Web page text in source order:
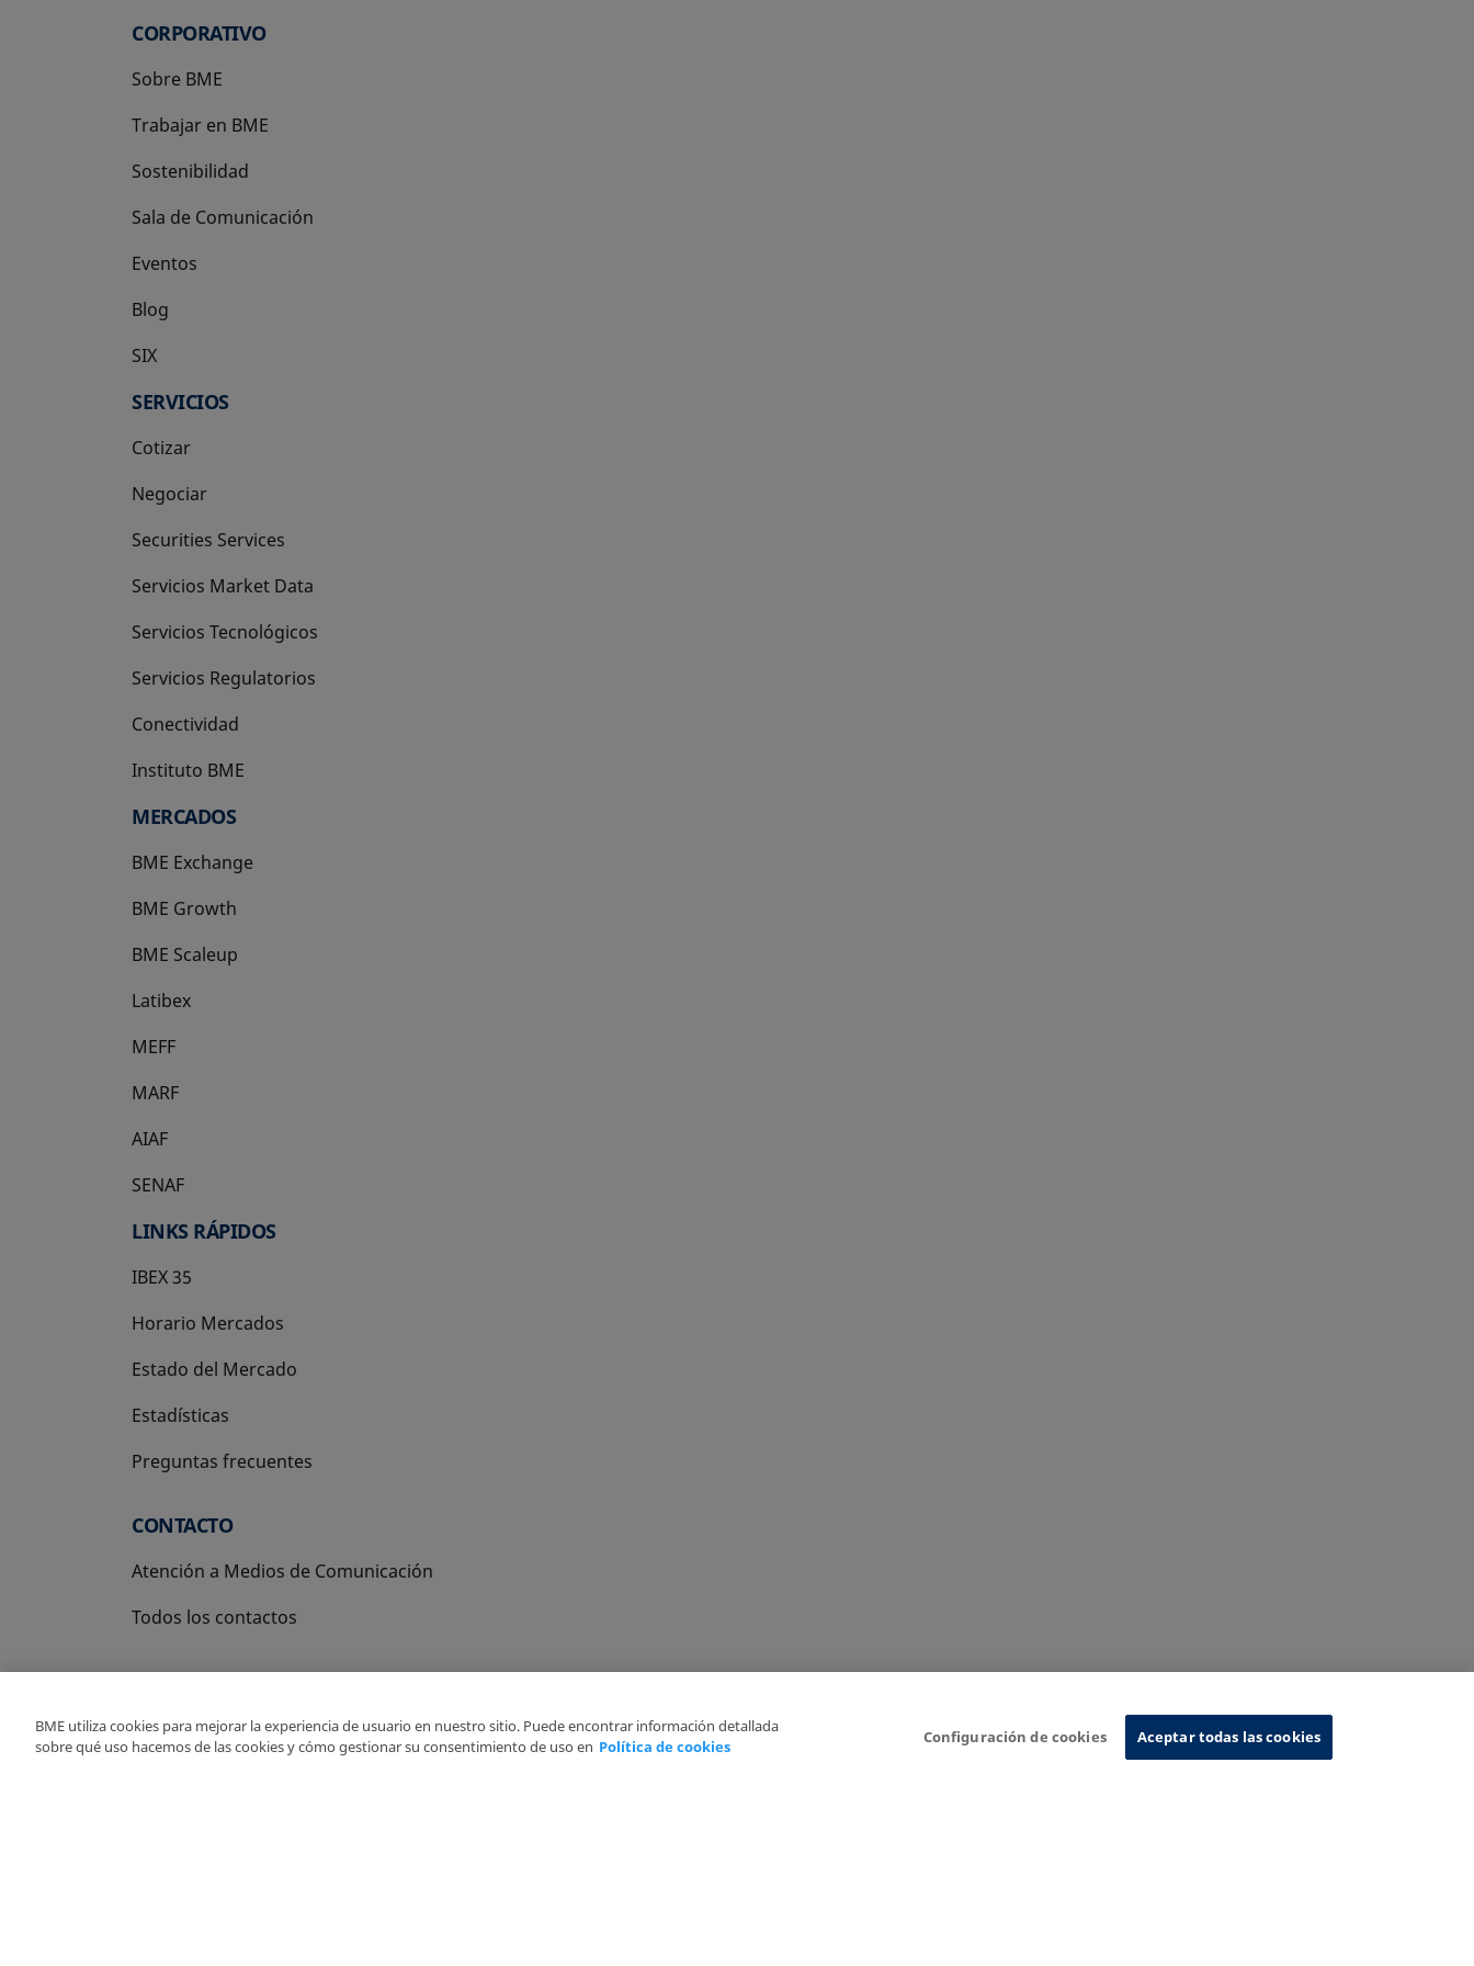
CORPORATIVO
Sobre BME
Trabajar en BME
Sostenibilidad
Sala de Comunicación
Eventos
Blog
SIX
se abre en una pestaña nueva
SERVICIOS
Cotizar
Negociar
Securities Services
Servicios Market Data
Servicios Tecnológicos
Servicios Regulatorios
Conectividad
Instituto BME
se abre en una pestaña nueva
MERCADOS
BME Exchange
BME Growth
se abre en una pestaña nueva
BME Scaleup
se abre en una pestaña nueva
Latibex
se abre en una pestaña nueva
MEFF
se abre en una pestaña nueva
MARF
AIAF
SENAF
LINKS RÁPIDOS
IBEX 35
Horario Mercados
Estado del Mercado
Estadísticas
Preguntas frecuentes
CONTACTO
Atención a Medios de Comunicación
Todos los contactos
Copyright Ⓒ BME 2026 Sistema de Información
BME utiliza cookies para mejorar la experiencia de usuario en nuestro sitio. Puede encontrar información detallada
sobre qué uso hacemos de las cookies y cómo gestionar su consentimiento de uso en Política de cookies
Configuración de cookies Aceptar todas las cookies